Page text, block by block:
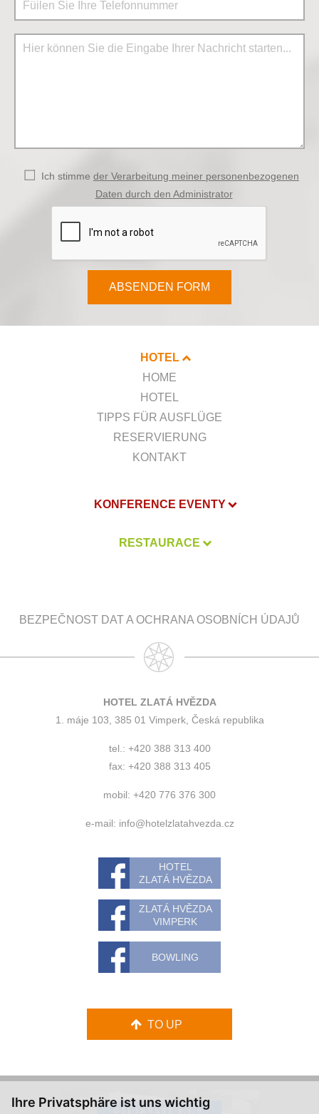
Ihre Privatsphäre ist uns wichtig
Ich stimme der Verarbeitung meiner personenbezogenen
Daten durch den Administrator
ABSENDEN FORM
HOTEL
HOME
HOTEL
TIPPS FÜR AUSFLÜGE
RESERVIERUNG
KONTAKT
KONFERENCE EVENTY
RESTAURACE
BEZPEČNOST DAT A OCHRANA OSOBNÍCH ÚDAJŮ
HOTEL ZLATÁ HVĚZDA
1. máje 103, 385 01 Vimperk, Česká republika
tel.: +420 388 313 400
fax: +420 388 313 405
mobil: +420 776 376 300
e-mail: info@hotelzlatahvezda.cz
HOTEL
ZLATÁ HVĚZDA
ZLATÁ HVĚZDA
VIMPERK
BOWLING
TO UP